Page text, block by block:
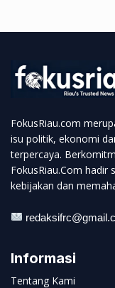
FokusRiau.com
isu politik, ekonomi
terpercaya.
FokusRiau.Com hadir
kebijakan dan
Informasi
Tentang Kami